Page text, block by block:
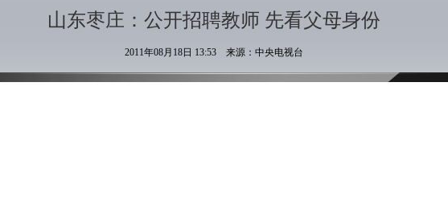
山东枣庄：公开招聘教师 先看父母身份
2011年08月18日 13:53 来源：中央电视台